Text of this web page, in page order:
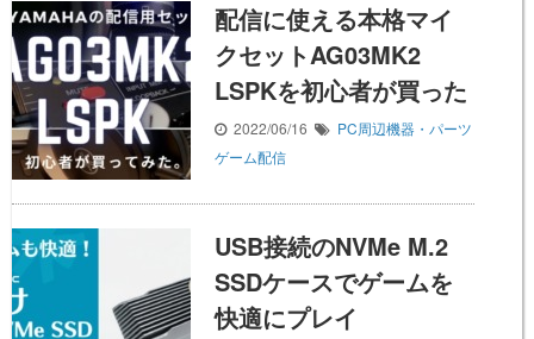
配信に使える本格マイ
クセットAG03MK2
LSPKを初心者が買った
2022/06/16
PC周辺機器・パーツ
ゲーム配信
USB接続のNVMe M.2
SSDケースでゲームを
快適にプレイ